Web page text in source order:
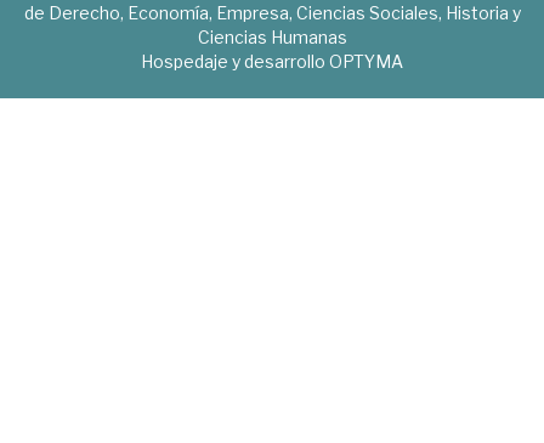
de Derecho, Economía, Empresa, Ciencias Sociales, Historia y
Ciencias Humanas
Hospedaje y desarrollo OPTYMA